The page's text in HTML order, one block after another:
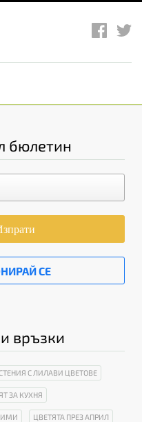
бюлетин
СЕ
връзки
С ЛИЛАВИ ЦВЕТОВЕ
ЗА КУХНЯ
ЦВЕТЯТА ПРЕЗ АПРИЛ